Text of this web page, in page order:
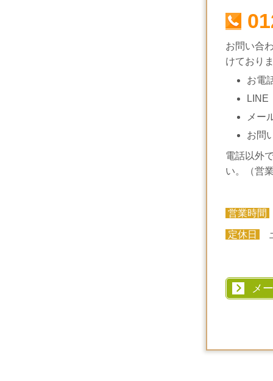
お問い合
けており
お電
LINE
メー
お問
電話以外
い。（営
営業時間
定休日
メ